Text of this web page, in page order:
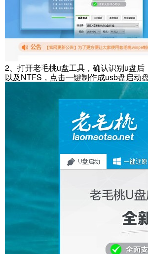
2、打开老毛桃u盘工具，确认识别u盘
以及NTFS，点击一键制作成usb盘启动盘